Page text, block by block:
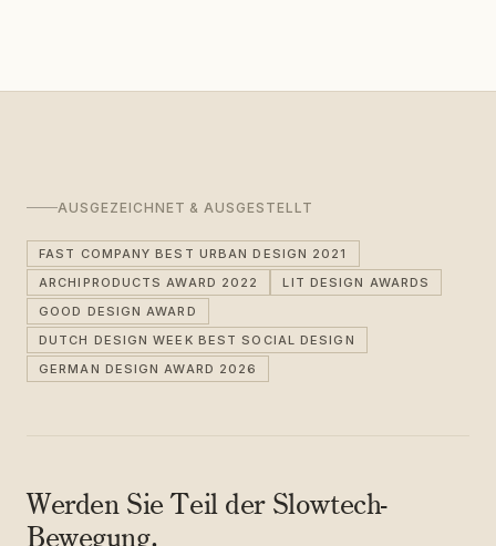
AUSGEZEICHNET & AUSGESTELLT
FAST COMPANY BEST URBAN DESIGN 2021
ARCHIPRODUCTS AWARD 2022
LIT DESIGN AWARDS
GOOD DESIGN AWARD
DUTCH DESIGN WEEK BEST SOCIAL DESIGN
GERMAN DESIGN AWARD 2026
Werden Sie Teil der Slowtech-
Bewegung.